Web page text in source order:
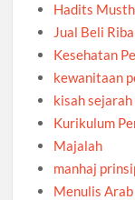
Hadits
Jual Beli Riba
Kesehatan
kewanitaan
kisah
Kurikulum
Majalah
manhaj
Menulis